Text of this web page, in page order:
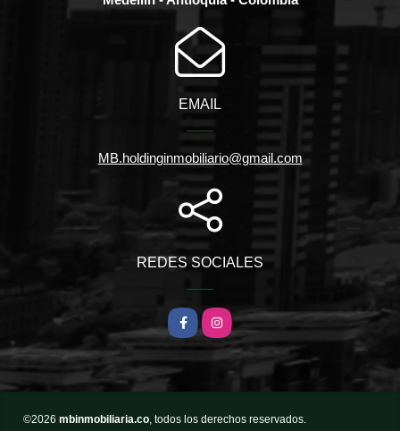
EMAIL
MB.holdinginmobiliario@gmail.com
REDES SOCIALES
FacebookInstagram
©2026 mbinmobiliaria.co , todos los derechos reservados.